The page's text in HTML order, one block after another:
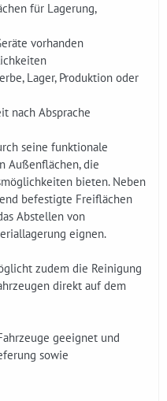
für Lagerung,
vorhanden
Lager, Produktion oder
nach Absprache
seine funktionale
Außenflächen, die
bieten. Neben
befestigte Freiflächen
Abstellen von
eignen.
zudem die Reinigung
direkt auf dem
geeignet und
sowie